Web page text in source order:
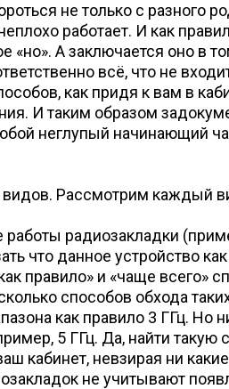
не только с разного
работает. И как
А заключается оно в
всё, что не
как придя к вам в
И таким образом
неглупый начинающий
Рассмотрим каждый
радиозакладки
что данное устройство
правило» и «чаще всего»
способов обхода
как правило 3 ГГц.
5 ГГц. Да, найти такую
невзирая ни
не учитывают